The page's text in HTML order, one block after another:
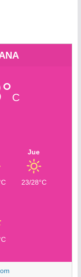
C
Jue
23/28°C